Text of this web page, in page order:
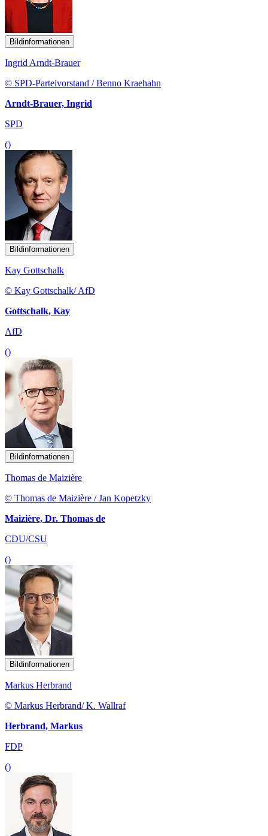
Bildinformationen
Ingrid Arndt-Brauer
© SPD-Parteivorstand / Benno Kraehahn
Arndt-Brauer, Ingrid
SPD
()
Bildinformationen
Kay Gottschalk
© Kay Gottschalk/ AfD
Gottschalk, Kay
AfD
()
Bildinformationen
Thomas de Maizière
© Thomas de Maizière / Jan Kopetzky
Maizière, Dr. Thomas de
CDU/CSU
()
Bildinformationen
Markus Herbrand
© Markus Herbrand/ K. Wallraf
Herbrand, Markus
FDP
()